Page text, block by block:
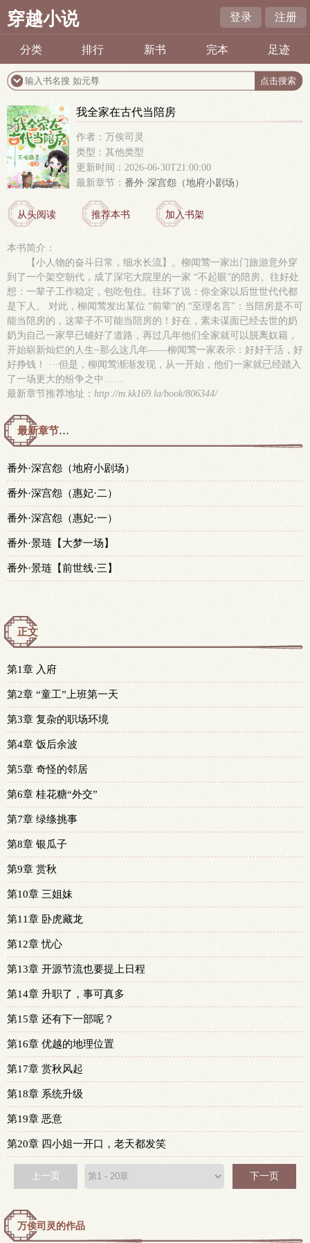
穿越小说 登录 注册
分类 排行 新书 完本 足迹
我全家在古代当陪房
作者：万俟司灵
类型：其他类型
更新时间：2026-06-30T21:00:00
最新章节： 番外·深宫怨（地府小剧场）
从头阅读 推荐本书 加入书架
本书简介：
【小人物的奋斗日常，细水长流】。柳闻莺一家出门旅游意外穿
到了一个架空朝代，成了深宅大院里的一家 “不起眼”的陪房。往好处
想：一辈子工作稳定，包吃包住。往坏了说：你全家以后世世代代都
是下人。 对此，柳闻莺发出某位 “前辈”的 “至理名言”：当陪房是不可
能当陪房的，这辈子不可能当陪房的！好在，素未谋面已经去世的奶
奶为自己一家早已铺好了道路，再过几年他们全家就可以脱离奴籍，
开始崭新灿烂的人生~那么这几年——柳闻莺一家表示：好好干活，好
好挣钱！ ···但是，柳闻莺渐渐发现，从一开始，他们一家就已经踏入
了一场更大的纷争之中……
最新章节推荐地址： http://m.kk169.la/book/806344/
最新章节预览 更新时间：2026-06-30T21:00:00
番外·深宫怨（地府小剧场）
番外·深宫怨（惠妃·二）
番外·深宫怨（惠妃·一）
番外·景琏【大梦一场】
番外·景琏【前世线·三】
正文
第1章 入府
第2章 “童工”上班第一天
第3章 复杂的职场环境
第4章 饭后余波
第5章 奇怪的邻居
第6章 桂花糖“外交”
第7章 绿绦挑事
第8章 银瓜子
第9章 赏秋
第10章 三姐妹
第11章 卧虎藏龙
第12章 忧心
第13章 开源节流也要提上日程
第14章 升职了，事可真多
第15章 还有下一部呢？
第16章 优越的地理位置
第17章 赏秋风起
第18章 系统升级
第19章 恶意
第20章 四小姐一开口，老天都发笑
上一页 下一页
万俟司灵的作品